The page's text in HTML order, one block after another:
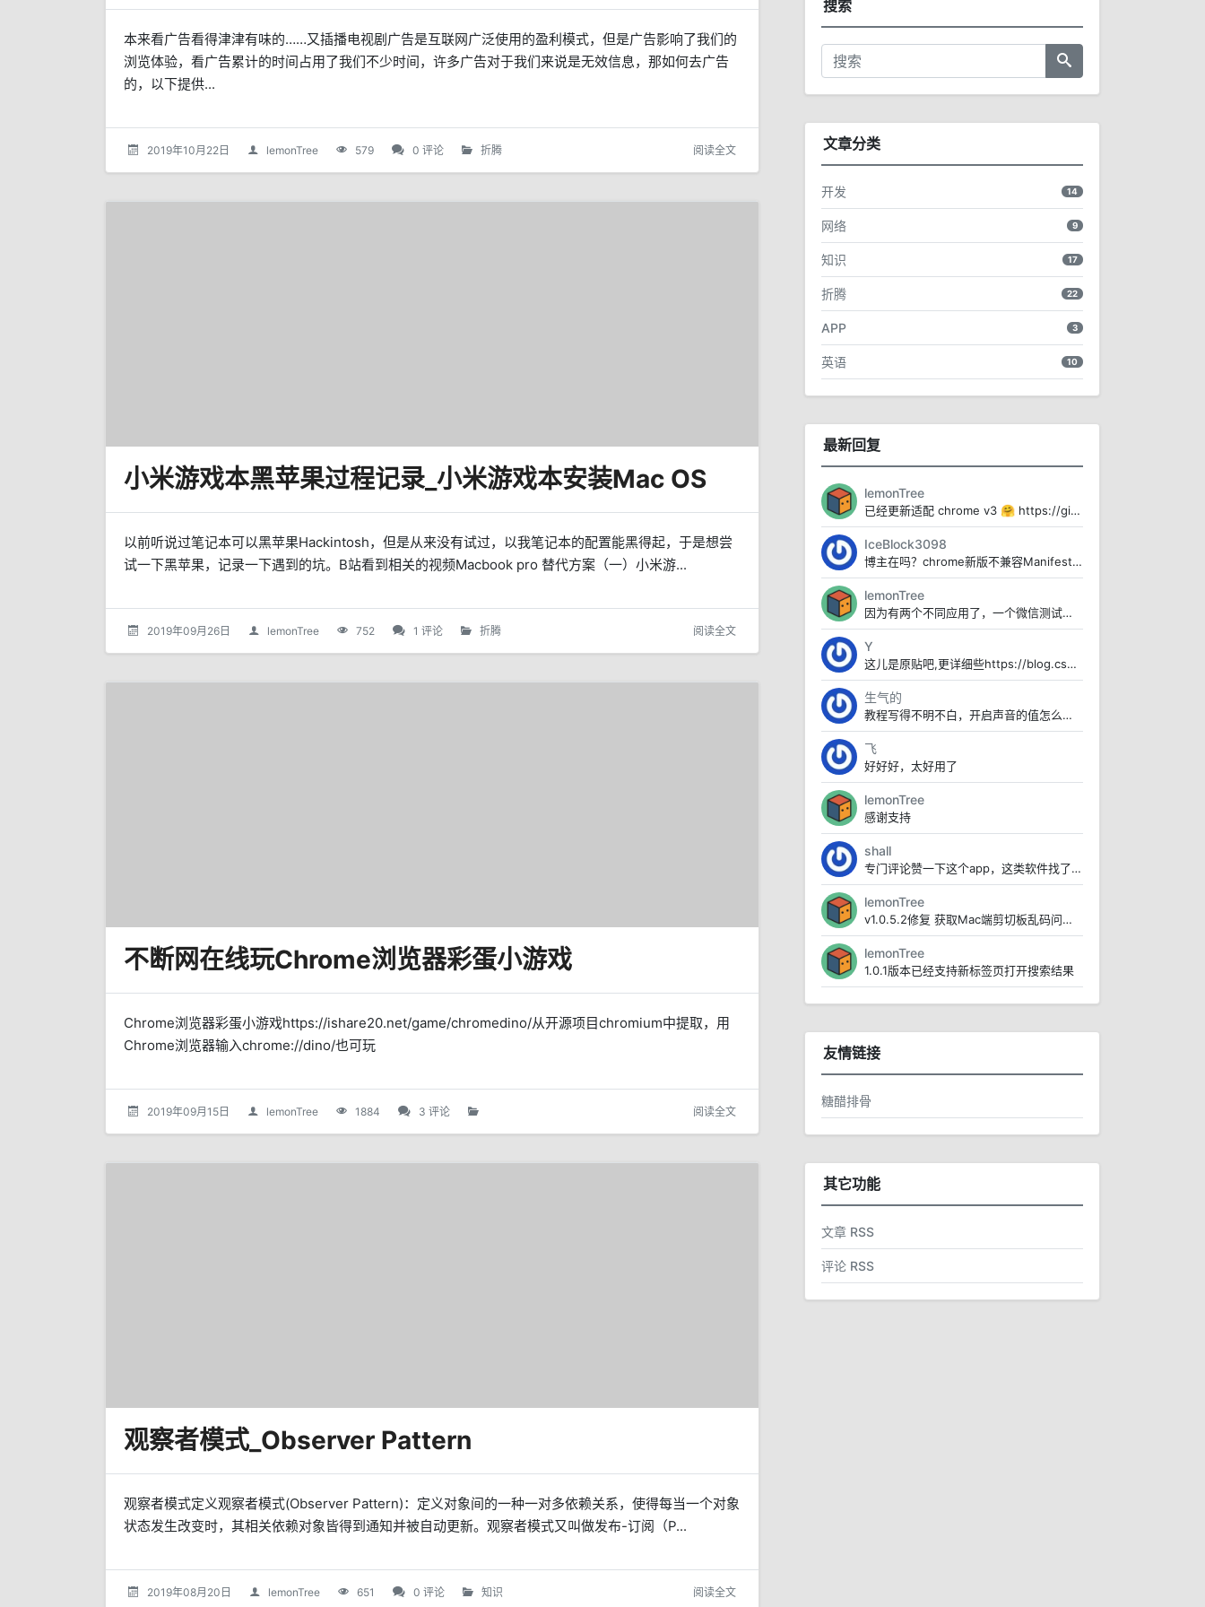
本来看广告看得津津有味的……又插播电视剧广告是互联网广泛使用的盈利模式，但是广告影响了我们的
浏览体验，看广告累计的时间占用了我们不少时间，许多广告对于我们来说是无效信息，那如何去广告
的，以下提供...
2019年10月22日 lemonTree 579 0 评论 折腾 阅读全文
小米游戏本黑苹果过程记录_小米游戏本安装Mac OS
以前听说过笔记本可以黑苹果Hackintosh，但是从来没有试过，以我笔记本的配置能黑得起，于是想尝
试一下黑苹果，记录一下遇到的坑。B站看到相关的视频Macbook pro 替代方案（一）小米游...
2019年09月26日 lemonTree 752 1 评论 折腾 阅读全文
不断网在线玩Chrome浏览器彩蛋小游戏
Chrome浏览器彩蛋小游戏https://ishare20.net/game/chromedino/从开源项目chromium中提取，用
Chrome浏览器输入chrome://dino/也可玩
2019年09月15日 lemonTree 1884 3 评论 阅读全文
观察者模式_Observer Pattern
观察者模式定义观察者模式(Observer Pattern)：定义对象间的一种一对多依赖关系，使得每当一个对象
状态发生改变时，其相关依赖对象皆得到通知并被自动更新。观察者模式又叫做发布-订阅（P...
2019年08月20日 lemonTree 651 0 评论 知识 阅读全文
搜索
文章分类
开发 14
网络 9
知识 17
折腾 22
APP 3
英语 10
最新回复
lemonTree
已经更新适配 chrome v3 🤗 https://github.com/lemon-cod...
IceBlock3098
博主在吗？chrome新版不兼容Manifest V2了，便捷搜索用不了
lemonTree
因为有两个不同应用了，一个微信测试版，一个是微信正式版本
Y
这儿是原贴吧,更详细些https://blog.csdn.net/u012153104/art...
生气的
教程写得不明不白，开启声音的值怎么取完全不说
飞
好好好，太好用了
lemonTree
感谢支持
shall
专门评论赞一下这个app，这类软件找了好久，试过例如lanDrop 、闪电藤 localsen...
lemonTree
v1.0.5.2修复 获取Mac端剪切板乱码问题https://www.123pan.com/...
lemonTree
1.0.1版本已经支持新标签页打开搜索结果
友情链接
糖醋排骨
其它功能
文章 RSS
评论 RSS